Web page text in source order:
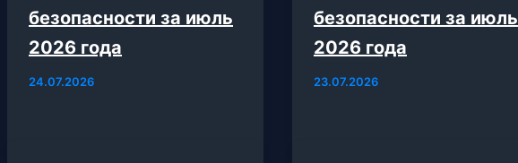
безопасности за июль
2026 года
24.07.2026
безопасности за июль
2026 года
23.07.2026